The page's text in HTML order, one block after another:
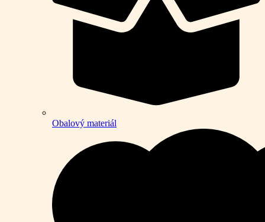
Obalový materiál